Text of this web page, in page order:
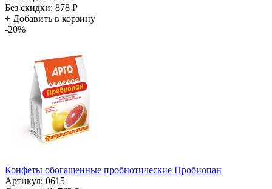
Без скидки:878 Р
+ Добавить в корзину
-20%
Конфеты обогащенные пробиотические Пробиопан
Артикул: 0615